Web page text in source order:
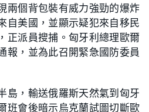
兩個背包裝有威力強勁的爆炸
自美國，並顯示疑犯來自移民
正派員搜捕。 匈牙利總理歐爾
報，並為此召開緊急國防委員
島，輸送俄羅斯天然氣到匈牙
班會後暗示烏克蘭試圖切斷歐